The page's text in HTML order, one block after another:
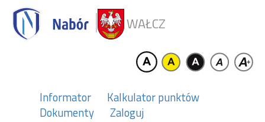
WAŁCZ
Informator
Kalkulator punktów
Dokumenty
Zaloguj